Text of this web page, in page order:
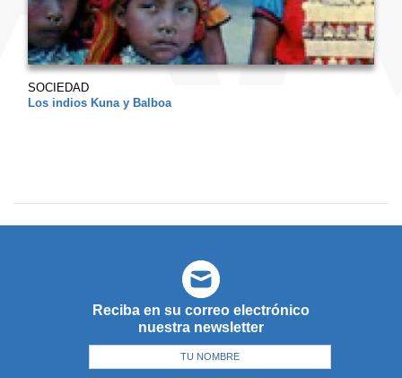
SOCIEDAD
Los indios Kuna y Balboa
Reciba en su correo electrónico
nuestra newsletter